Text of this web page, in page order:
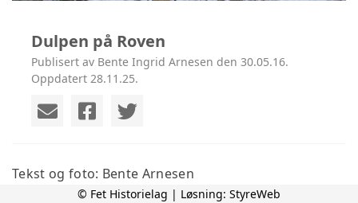
Dulpen på Roven
Publisert av Bente Ingrid Arnesen den 30.05.16.
Oppdatert 28.11.25.
Tekst og foto: Bente Arnesen
© Fet Historielag | Løsning: StyreWeb